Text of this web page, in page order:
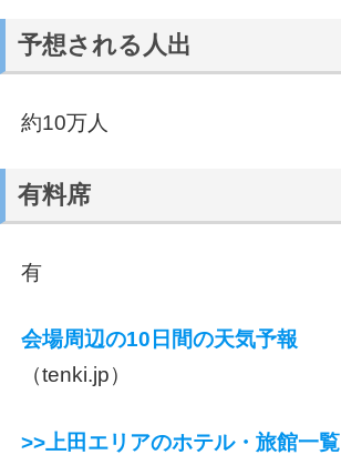
予想される人出
約10万人
有料席
有
会場周辺の10日間の天気予報
（tenki.jp）
>>上田エリアのホテル・旅館一覧